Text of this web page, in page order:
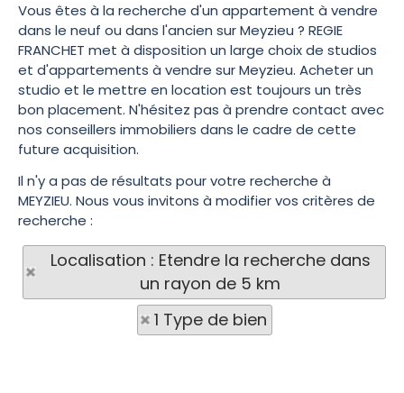
Vous êtes à la recherche d'un appartement à vendre
dans le neuf ou dans l'ancien sur Meyzieu ? REGIE
FRANCHET met à disposition un large choix de studios
et d'appartements à vendre sur Meyzieu. Acheter un
studio et le mettre en location est toujours un très
bon placement. N'hésitez pas à prendre contact avec
nos conseillers immobiliers dans le cadre de cette
future acquisition.
Il n'y a pas de résultats pour votre recherche à
MEYZIEU. Nous vous invitons à modifier vos critères de
recherche :
Localisation : Etendre la recherche dans
un rayon de 5 km
1 Type de bien